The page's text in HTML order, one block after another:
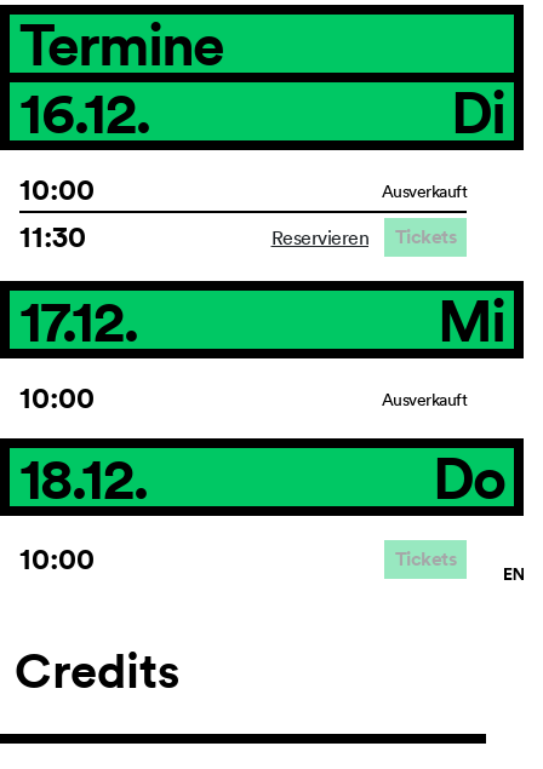
Termine
16.12.
Di
10:00 Ausverkauft
11:30 Reservieren Tickets
17.12. Mi
10:00 Ausverkauft
18.12. Do
10:00 Tickets
Credits